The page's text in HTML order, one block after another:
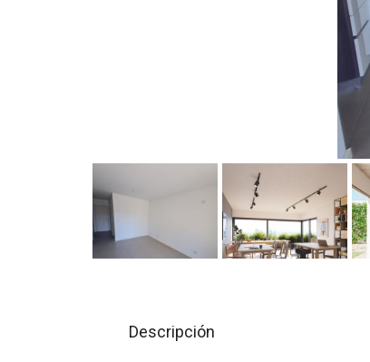
Descripción